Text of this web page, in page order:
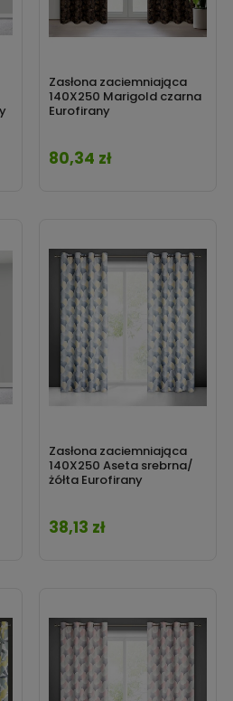
Zasłona zaciemniająca
140X250 Marigold czarna
Eurofirany
Cena
80,34 zł
Zasłona zaciemniająca
140X250 Aseta srebrna/
żółta Eurofirany
Cena
38,13 zł